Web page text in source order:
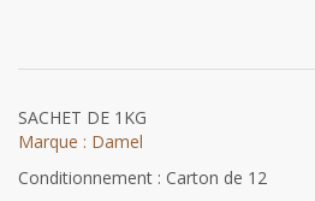
SACHET DE 1KG
Marque : Damel
Conditionnement : Carton de 12